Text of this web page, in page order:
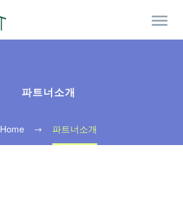
파트너소개
Home 파트너소개